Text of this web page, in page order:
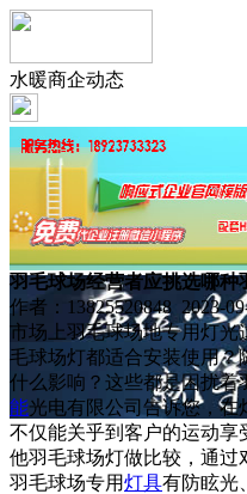
水暖商企动态
羽毛球场经营者应挑选哪种
作者：13825520848 2023-
市场上羽毛球场地专用灯光
毛球场灯都适合安装使用
什么影响？这些都是困扰
能光电有限公司告诉您，
不仅能关乎到客户的运动
他羽毛球场灯做比较，通
羽毛球场专用灯具有防眩光